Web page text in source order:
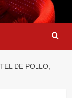
DE POLLO,